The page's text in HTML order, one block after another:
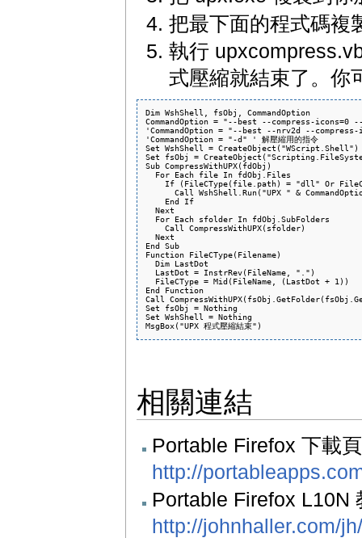
把最下面的程式碼複
執行
式壓縮就結束了。你
Dim WshShell, fsObj, CommandOption
CommandOption = "--best --compress-icons=0
'CommandOption = "--best --nrv2d --
'CommandOption = "-d" ' 解壓縮用的指令
Set WshShell = CreateObject("WScript.Shell")
Set fsObj =
Sub CompressWithUPX(fdObj)
  For Each file In fdObj.Files
If (FileCType(file.path) = "dll" Or
Call WshShell.Run("UPX " &
    End If
  Next
  For Each sfolder In fdObj.SubFolders
    Call CompressWithUPX(sfolder)
  Next
End Sub
Function FileCType(Filename)
  Dim LastDot
  LastDot = InstrRev(FileName, ".")
  FileCType = Mid(FileName, (LastDot + 1))
End Function
Call
Set fsObj = Nothing
Set WshShell = Nothing
相關連結
Portable Firefox 下載
http://
Portable Firefox L10N
http://johnhaller.com/